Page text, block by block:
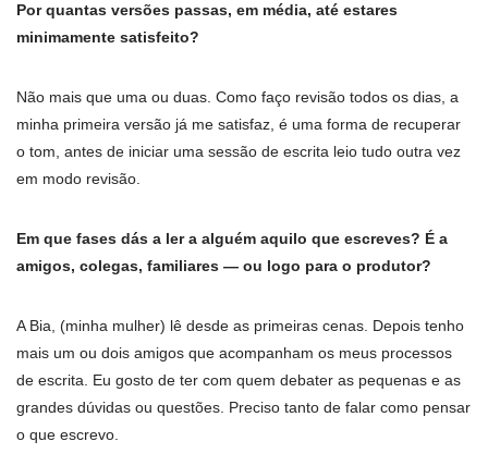
Por quantas versões passas, em média, até estares
minimamente satisfeito?
Não mais que uma ou duas. Como faço revisão todos os dias, a
minha primeira versão já me satisfaz, é uma forma de recuperar
o tom, antes de iniciar uma sessão de escrita leio tudo outra vez
em modo revisão.
Em que fases dás a ler a alguém aquilo que escreves? É a
amigos, colegas, familiares — ou logo para o produtor?
A Bia, (minha mulher) lê desde as primeiras cenas. Depois tenho
mais um ou dois amigos que acompanham os meus processos
de escrita. Eu gosto de ter com quem debater as pequenas e as
grandes dúvidas ou questões. Preciso tanto de falar como pensar
o que escrevo.